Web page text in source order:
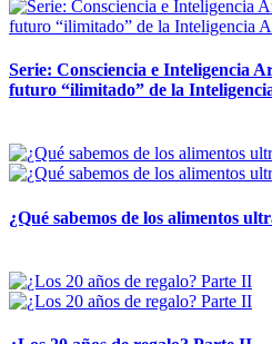
Serie: Consciencia e Inteligencia
futuro “ilimitado” de la
¿Qué sabemos de los alimentos